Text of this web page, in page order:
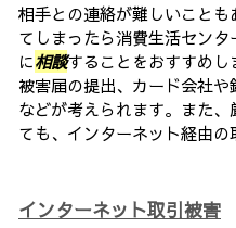
相手との連絡が難しいこと
てしまったら消費生活センタ
に相談することをおすすめし
被害届の提出、カード会社
などが考えられます。また
ても、インターネット経由
インターネット取引被害